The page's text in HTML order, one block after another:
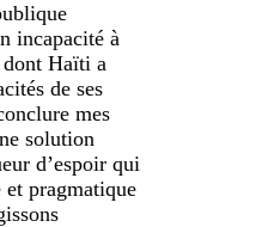
incapacité à
dont Haïti a
de ses
mes
solution
d’espoir qui
pragmatique